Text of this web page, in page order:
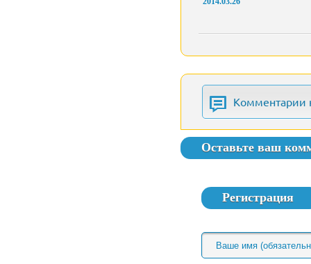
Комментарии
Оставьте ваш
Регистрация